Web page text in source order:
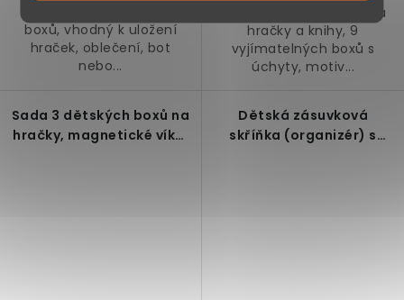
boxů, vhodný k uložení
hraček, oblečení, bot
nebo...
Dětská úložná polička na
hračky a knihy, 9
vyjímatelných boxů s
úchyty, motiv...
Sada 3 dětských boxů na
hračky, magnetické víko,
Dětská zásuvková
skříňka (organizér) s